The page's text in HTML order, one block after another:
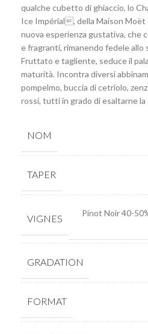
qualche cubetto di ghiaccio, lo
Ice Impérial, della Maison Moët
nuova esperienza gustativa, che
e fragranti, rimanendo fedele allo
Fruttato e tagliente, seduce il
maturità. Incontra diversi
pompelmo, buccia di cetriolo,
rossi, tutti in grado di esaltarne
NOM
TAPER
VIGNES
Pinot Noir 40-
GRADATION
FORMAT